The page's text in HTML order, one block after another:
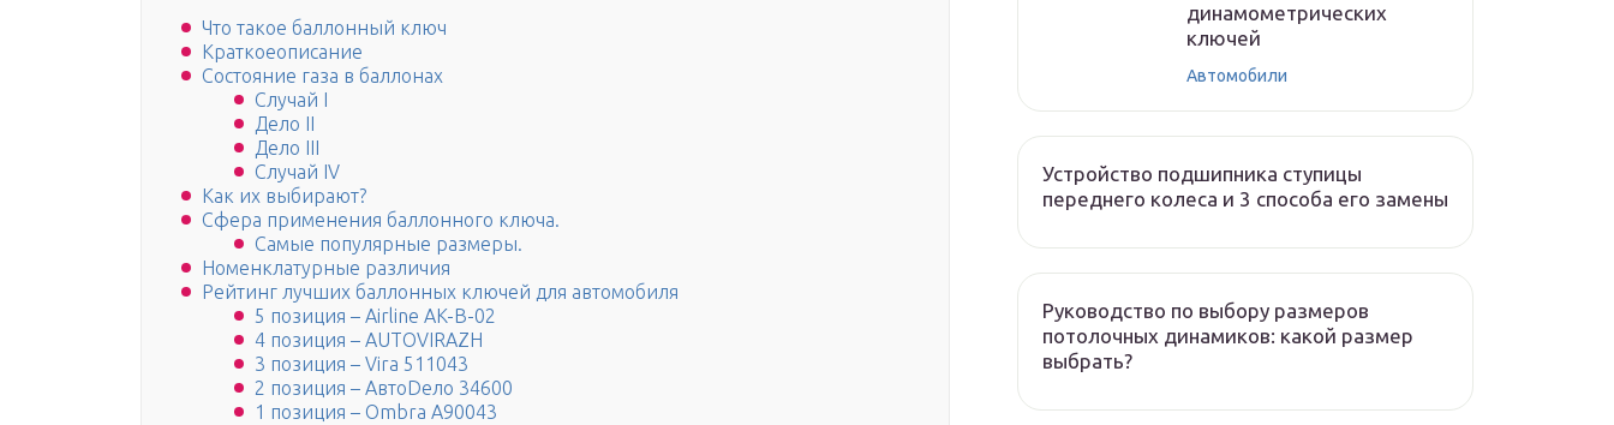
Что такое баллонный ключ
Краткоеописание
Состояние газа в баллонах
Случай I
Дело II
Дело III
Случай IV
Как их выбирают?
Сфера применения баллонного ключа.
Самые популярные размеры.
Номенклатурные различия
Рейтинг лучших баллонных ключей для автомобиля
5 позиция – Airline AK-B-02
4 позиция – AUTOVIRAZH
3 позиция – Vira 511043
2 позиция – АвтоDело 34600
1 позиция – Ombra A90043
динамометрических
ключей
Автомобили
Устройство подшипника ступицы
переднего колеса и 3 способа его замены
Руководство по выбору размеров
потолочных динамиков: какой размер
выбрать?